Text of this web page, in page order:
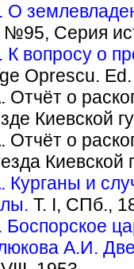
Серия
вопросу о
Oprescu.
о
Киевской
о
Киевской
Курганы и
Т. I, СПб.,
А.И.